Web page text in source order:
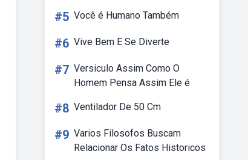
#5 Você é Humano Também
#6 Vive Bem E Se Diverte
#7 Versiculo Assim Como O
Homem Pensa Assim Ele é
#8 Ventilador De 50 Cm
#9 Varios Filosofos Buscam
Relacionar Os Fatos Historicos